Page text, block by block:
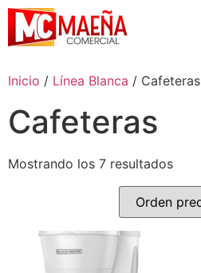
Inicio / Línea Blanca / Cafeteras
Cafeteras
Mostrando los 7 resultados